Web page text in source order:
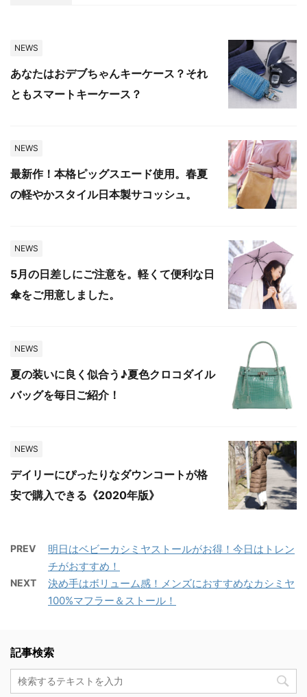
NEWS
あなたはおデブちゃんキーケース？それ
ともスマートキーケース？
NEWS
最新作！本格ピッグスエード使用。春夏
の軽やかスタイル日本製サコッシュ。
NEWS
5月の日差しにご注意を。軽くて便利な日
傘をご用意しました。
NEWS
夏の装いに良く似合う♪夏色クロコダイル
バッグを毎日ご紹介！
NEWS
デイリーにぴったりなダウンコートが格
安で購入できる《2020年版》
PREV
明日はベビーカシミヤストールがお得！今日はトレン
チがおすすめ！
NEXT
決め手はボリューム感！メンズにおすすめなカシミヤ
100%マフラー＆ストール！
記事検索